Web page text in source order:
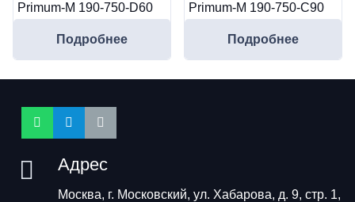
Primum-M 190-750-D60
Подробнее
Primum-M 190-750-C90
Подробнее
Адрес
Москва, г. Московский, ул. Хабарова, д. 9, стр. 1,